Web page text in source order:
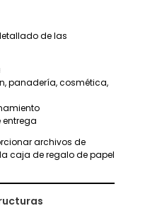
de las
panadería, cosmética,
archivos de
caja de regalo de papel